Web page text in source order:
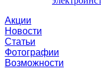
Акции
Новости
Статьи
Фотографии
Возможности